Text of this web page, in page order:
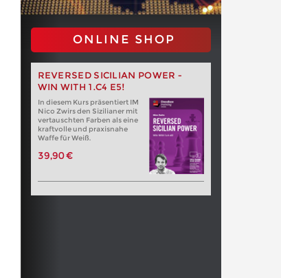
ONLINE SHOP
REVERSED SICILIAN POWER -
WIN WITH 1.C4 E5!
In diesem Kurs präsentiert IM
Nico Zwirs den Sizilianer mit
vertauschten Farben als eine
kraftvolle und praxisnahe
Waffe für Weiß.
39,90 €